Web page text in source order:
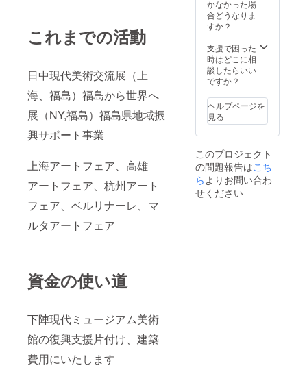
これまでの活動
日中現代美術交流展（上
海、福島）福島から世界へ
展（NY,福島）福島県地域振
興サポート事業
上海アートフェア、高雄
アートフェア、杭州アート
フェア、ベルリナーレ、マ
ルタアートフェア
資金の使い道
下陣現代ミュージアム美術
館の復興支援片付け、建築
費用にいたします
かなかった場
合どうなりま
すか？
支援で困った
時はどこに相
談したらいい
ですか？
ヘルプページを
見る
このプロジェクト
の問題報告はこち
ら よりお問い合わ
せください